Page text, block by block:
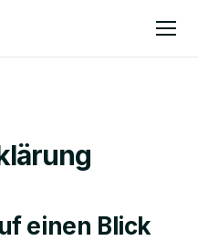
einen Blick